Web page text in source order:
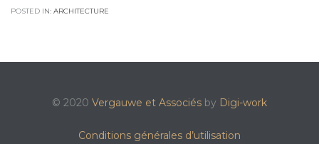
POSTED IN: ARCHITECTURE
© 2020 Vergauwe et Associés by Digi-work
Conditions générales d’utilisation